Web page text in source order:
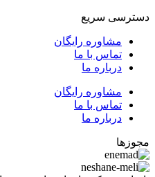
دسترسی سریع
مشاوره رایگان
تماس با ما
درباره ما
مشاوره رایگان
تماس با ما
درباره ما
مجوزها